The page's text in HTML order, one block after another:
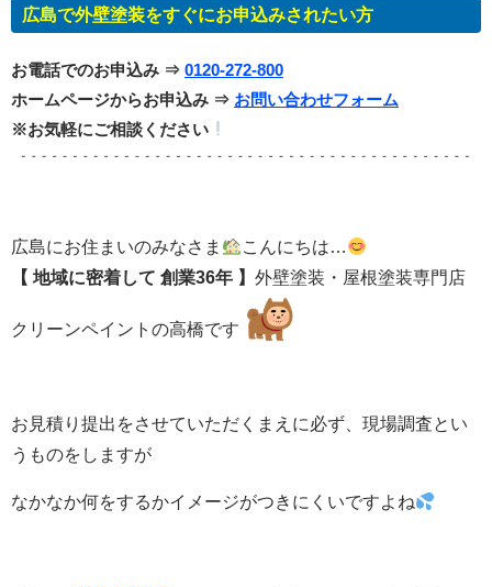
広島で外壁塗装をすぐにお申込みされたい方
お電話でのお申込み ⇒ 0120-272-800
ホームページからお申込み ⇒ お問い合わせフォーム
※お気軽にご相談ください
広島にお住まいのみなさま
こんにちは…
【 地域に密着して 創業36年 】 外壁塗装・屋根塗装専門店
クリーンペイントの高橋です
お見積り提出をさせていただくまえに必ず、現場調査とい
うものをしますが
なかなか何をするかイメージがつきにくいですよね